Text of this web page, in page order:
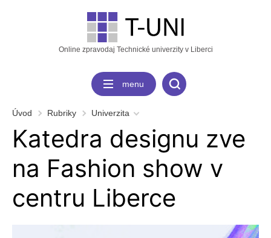
Online zpravodaj Technické univerzity v Liberci
menu
Úvod Rubriky Univerzita
Katedra designu zve
na Fashion show v
centru Liberce